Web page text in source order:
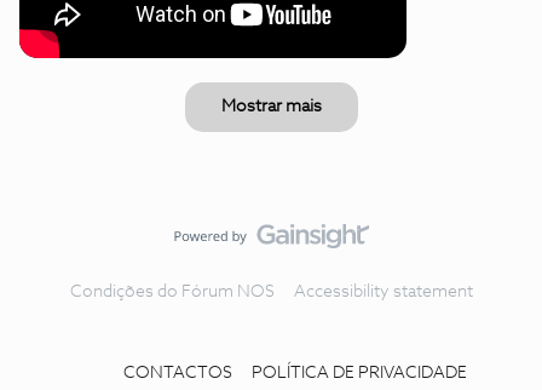
Mostrar mais
Condições do Fórum NOS Accessibility statement
CONTACTOS POLÍTICA DE PRIVACIDADE